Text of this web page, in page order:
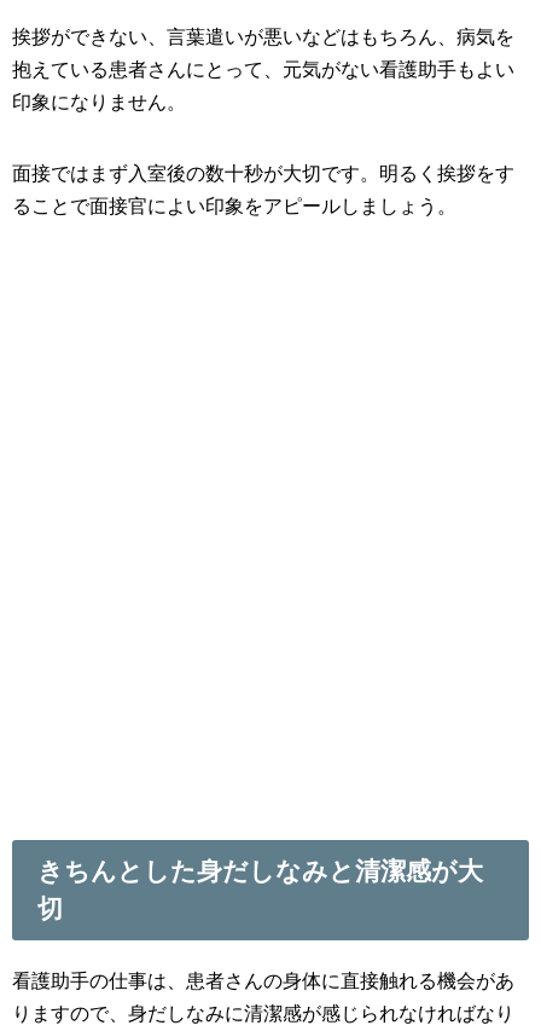
挨拶ができない、言葉遣いが悪いなどはもちろん、病気を
抱えている患者さんにとって、元気がない看護助手もよい
印象になりません。
面接ではまず入室後の数十秒が大切です。明るく挨拶をす
ることで面接官によい印象をアピールしましょう。
きちんとした身だしなみと清潔感が大
切
看護助手の仕事は、患者さんの身体に直接触れる機会があ
りますので、身だしなみに清潔感が感じられなければなり